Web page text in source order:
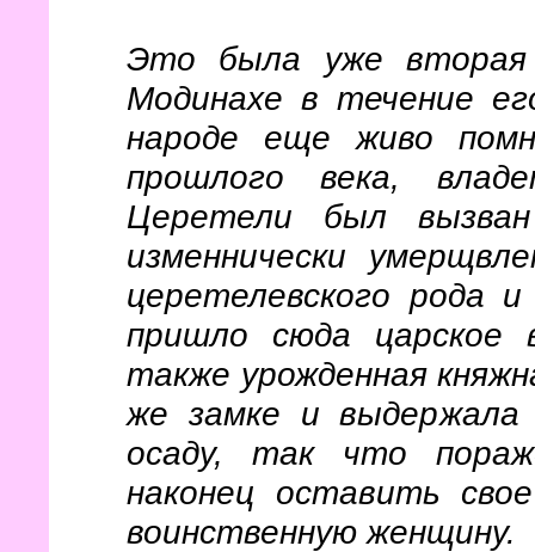
Это была уже вторая
Модинахе в течение
народе еще живо
прошлого века,
Церетели был
изменнически
церетелевского рода
пришло сюда царское
также урожденная
же замке и выдержала
осаду, так что
наконец оставить
воинственную женщину.